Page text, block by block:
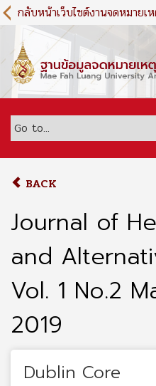
S
k
m
c
กลับหน้าเว็บไซต์งานจดหมายเ
BACK
Journal of
and
Vol. 1 No.2
2019
Dublin Core